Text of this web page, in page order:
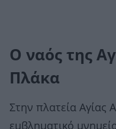
Ο ναός της
Πλάκα
Στην πλατεία Αγίας
εμβληματικό